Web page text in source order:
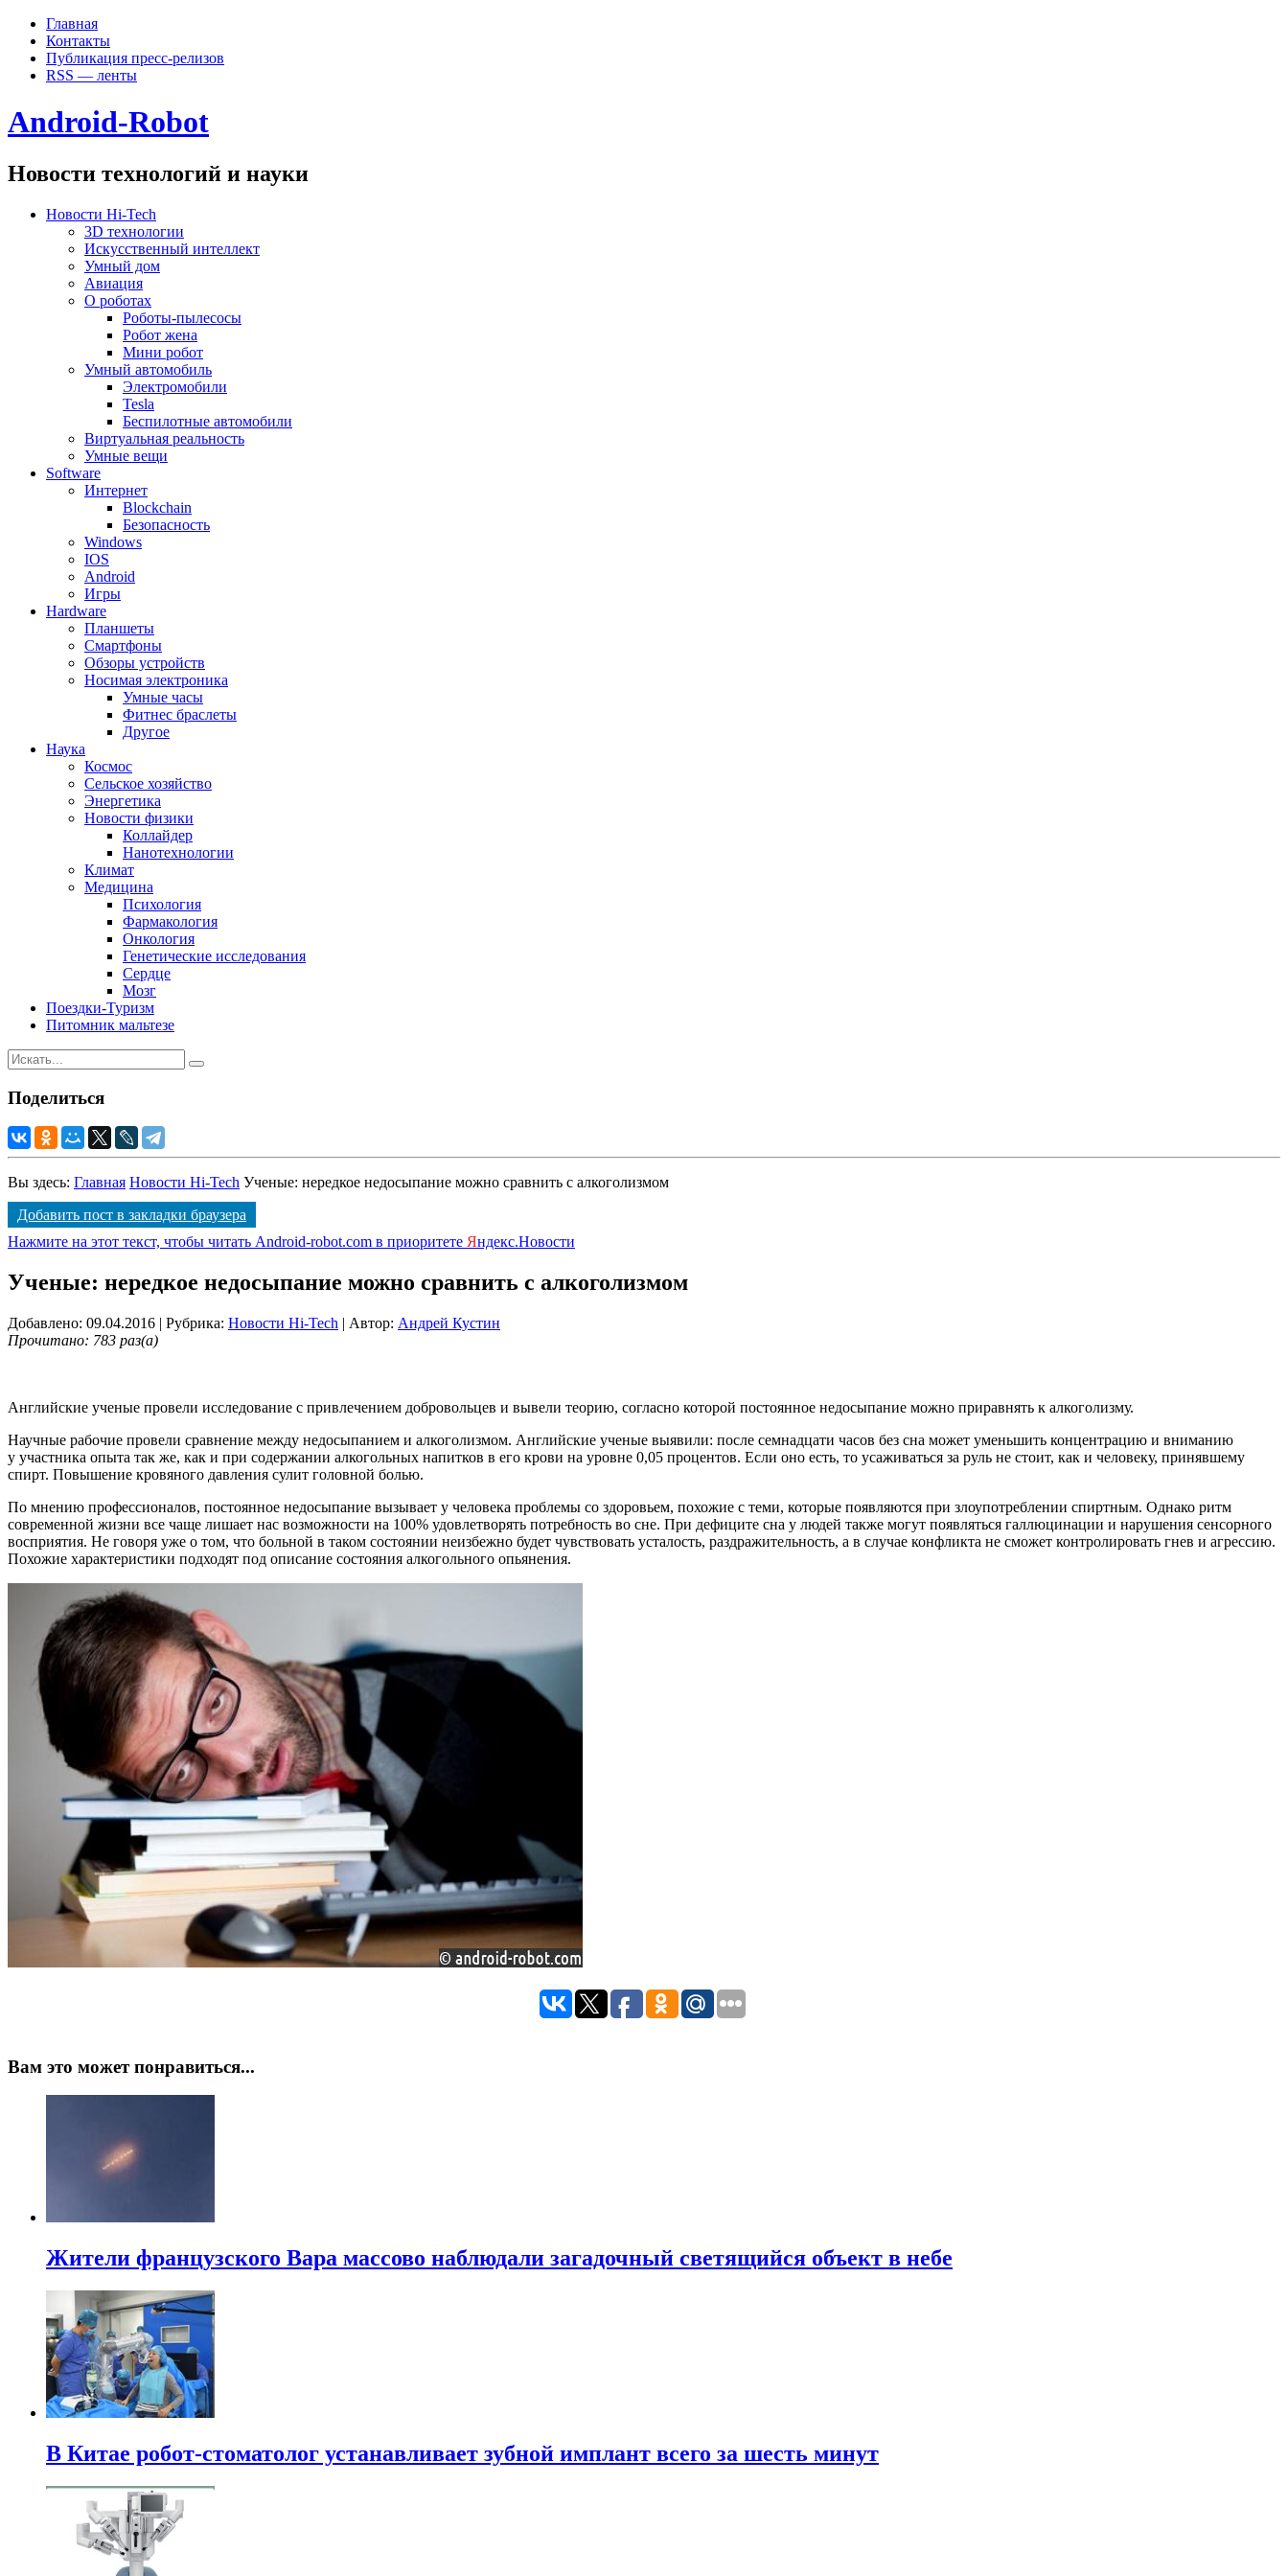
Главная
Контакты
Публикация пресс-релизов
RSS — ленты
Android-Robot
Новости технологий и науки
Новости Hi-Tech
3D технологии
Искусственный интеллект
Умный дом
Авиация
О роботах
Роботы-пылесосы
Робот жена
Мини робот
Умный автомобиль
Электромобили
Tesla
Беспилотные автомобили
Виртуальная реальность
Умные вещи
Software
Интернет
Blockchain
Безопасность
Windows
IOS
Android
Игры
Hardware
Планшеты
Смартфоны
Обзоры устройств
Носимая электроника
Умные часы
Фитнес браслеты
Другое
Наука
Космос
Сельское хозяйство
Энергетика
Новости физики
Коллайдер
Нанотехнологии
Климат
Медицина
Психология
Фармакология
Онкология
Генетические исследования
Сердце
Мозг
Поездки-Туризм
Питомник мальтезе
Поделиться
Вы здесь: Главная Новости Hi-Tech Ученые: нередкое недосыпание можно сравнить с алкоголизмом
Добавить пост в закладки браузера
Нажмите на этот текст, чтобы читать Android-robot.com в приоритете Яндекс.Новости
Ученые: нередкое недосыпание можно сравнить с алкоголизмом
Добавлено: 09.04.2016 | Рубрика: Новости Hi-Tech | Автор: Андрей Кустин
Прочитано: 783 раз(а)
Английские ученые провели исследование с привлечением добровольцев и вывели теорию, согласно которой постоянное недосыпание можно приравнять к алкоголизму.
Научные рабочие провели сравнение между недосыпанием и алкоголизмом. Английские ученые выявили: после семнадцати часов без сна может уменьшить концентрацию и вниманию
у участника опыта так же, как и при содержании алкогольных напитков в его крови на уровне 0,05 процентов. Если оно есть, то усаживаться за руль не стоит, как и человеку, принявшему
спирт. Повышение кровяного давления сулит головной болью.
По мнению профессионалов, постоянное недосыпание вызывает у человека проблемы со здоровьем, похожие с теми, которые появляются при злоупотреблении спиртным. Однако ритм
современной жизни все чаще лишает нас возможности на 100% удовлетворять потребность во сне. При дефиците сна у людей также могут появляться галлюцинации и нарушения сенсорного
восприятия. Не говоря уже о том, что больной в таком состоянии неизбежно будет чувствовать усталость, раздражительность, а в случае конфликта не сможет контролировать гнев и агрессию.
Похожие характеристики подходят под описание состояния алкогольного опьянения.
Вам это может понравиться...
Жители французского Вара массово наблюдали загадочный светящийся объект в небе
В Китае робот-стоматолог устанавливает зубной имплант всего за шесть минут